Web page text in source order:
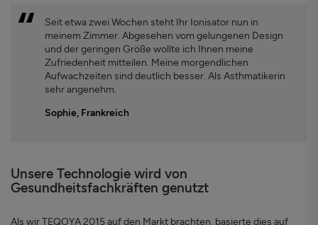
Seit etwa zwei Wochen steht Ihr Ionisator nun in
meinem Zimmer. Abgesehen vom gelungenen Design
und der geringen Größe wollte ich Ihnen meine
Zufriedenheit mitteilen. Meine morgendlichen
Aufwachzeiten sind deutlich besser. Als Asthmatikerin
sehr angenehm.
Sophie, Frankreich
Unsere Technologie wird von
Gesundheitsfachkräften genutzt
Als wir TEQOYA 2015 auf den Markt brachten, basierte dies auf